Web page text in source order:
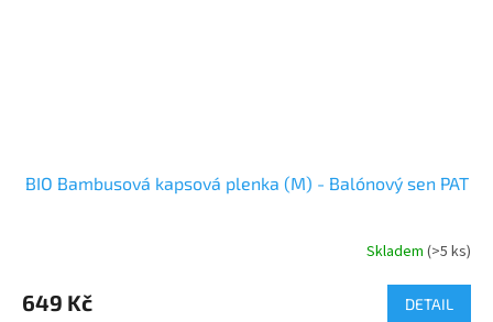
BIO Bambusová kapsová plenka (M) - Balónový sen PAT
Skladem (>5 ks)
649 Kč DETAIL